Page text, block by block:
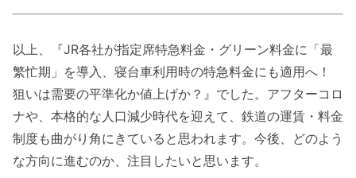
以上、『JR各社が指定席特急料金・グリーン料金に「最
繁忙期」を導入、寝台車利用時の特急料金にも適用へ！
狙いは需要の平準化か値上げか？』でした。アフターコロ
ナや、本格的な人口減少時代を迎えて、鉄道の運賃・料金
制度も曲がり角にきていると思われます。今後、どのよう
な方向に進むのか、注目したいと思います。